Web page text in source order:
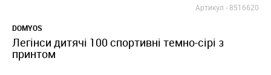
Артикул -8516620
DOMYOS
Легінси дитячі 100 спортивні темно-сірі з
принтом